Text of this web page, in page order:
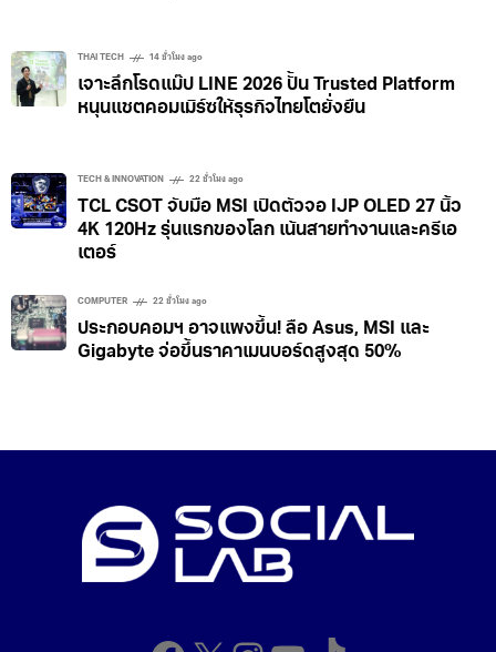
THAI TECH 14 ชั่วโมง ago
เจาะลึกโรดแม๊ป LINE 2026 ปั้น Trusted Platform
หนุนแชตคอมเมิร์ซให้ธุรกิจไทยโตยั่งยืน
TECH & INNOVATION 22 ชั่วโมง ago
TCL CSOT จับมือ MSI เปิดตัวจอ IJP OLED 27 นิ้ว
4K 120Hz รุ่นแรกของโลก เน้นสายทำงานและครีเอ
เตอร์
COMPUTER 22 ชั่วโมง ago
ประกอบคอมฯ อาจแพงขึ้น! ลือ Asus, MSI และ
Gigabyte จ่อขึ้นราคาเมนบอร์ดสูงสุด 50%